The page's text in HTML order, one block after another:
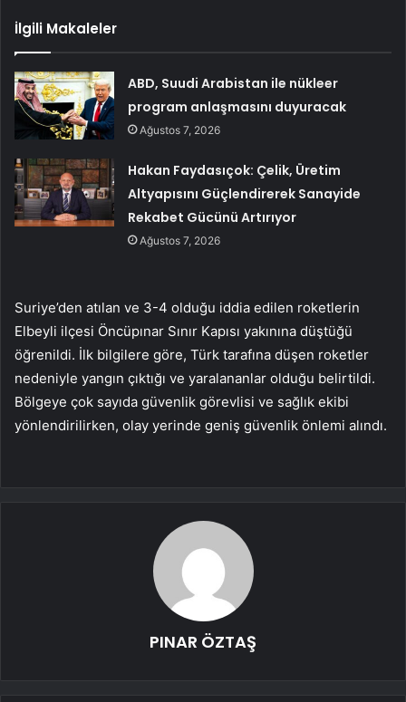
İlgili Makaleler
ABD, Suudi Arabistan ile nükleer
program anlaşmasını duyuracak
Ağustos 7, 2026
Hakan Faydasıçok: Çelik, Üretim
Altyapısını Güçlendirerek Sanayide
Rekabet Gücünü Artırıyor
Ağustos 7, 2026
Suriye’den atılan ve 3-4 olduğu iddia edilen roketlerin
Elbeyli ilçesi Öncüpınar Sınır Kapısı yakınına düştüğü
öğrenildi. İlk bilgilere göre, Türk tarafına düşen roketler
nedeniyle yangın çıktığı ve yaralananlar olduğu belirtildi.
Bölgeye çok sayıda güvenlik görevlisi ve sağlık ekibi
yönlendirilirken, olay yerinde geniş güvenlik önlemi alındı.
PINAR ÖZTAŞ